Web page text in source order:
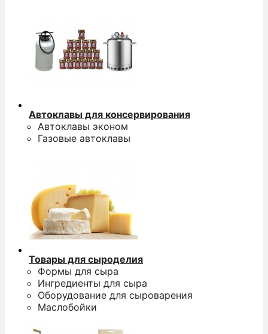
Автоклавы для консервирования
Автоклавы эконом
Газовые автоклавы
Товары для сыроделия
Формы для сыра
Ингредиенты для сыра
Оборудование для сыроварения
Маслобойки